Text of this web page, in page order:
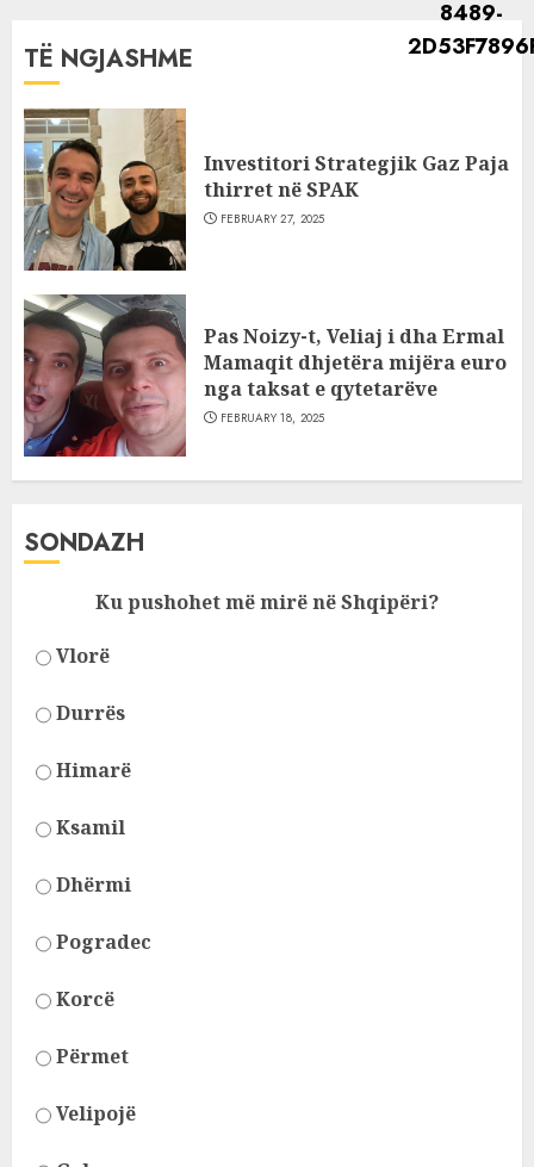
TË NGJASHME
Investitori Strategjik Gaz Paja
thirret në SPAK
FEBRUARY 27, 2025
Pas Noizy-t, Veliaj i dha Ermal
Mamaqit dhjetëra mijëra euro
nga taksat e qytetarëve
FEBRUARY 18, 2025
SONDAZH
Ku pushohet më mirë në Shqipëri?
Vlorë
Durrës
Himarë
Ksamil
Dhërmi
Pogradec
Korcë
Përmet
Velipojë